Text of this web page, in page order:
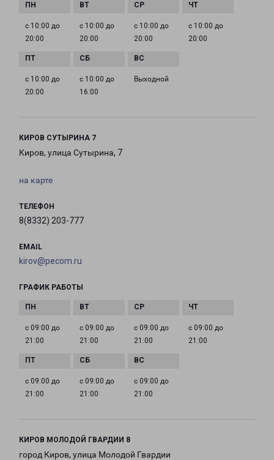
с 10:00 до
20:00
с 10:00 до
20:00
с 10:00 до
20:00
с 10:00 до
20:00
с 10:00 до
20:00
с 10:00 до
16:00
Выходной
КИРОВ СУТЫРИНА 7
Киров, улица Сутырина, 7
на карте
ТЕЛЕФОН
8(8332) 203-777
EMAIL
kirov@pecom.ru
ГРАФИК РАБОТЫ
с 09:00 до
21:00
с 09:00 до
21:00
с 09:00 до
21:00
с 09:00 до
21:00
с 09:00 до
21:00
с 09:00 до
21:00
с 09:00 до
21:00
КИРОВ МОЛОДОЙ ГВАРДИИ 8
город Киров, улица Молодой Гвардии